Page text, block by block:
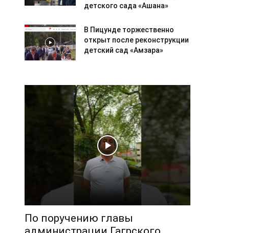
детского сада «Ашана»
В Пицунде торжественно
открыт после реконструкции
детский сад «Амзара»
По поручению главы